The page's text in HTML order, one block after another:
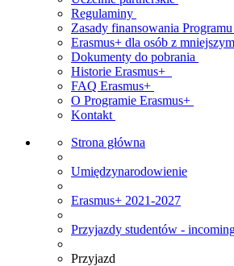
Regulaminy
Zasady finansowania
Erasmus+ dla osób z
Dokumenty do pobrania
Historie Erasmus+
FAQ Erasmus+
O Programie Erasmus+
Kontakt
Strona główna
Umiędzynarodowienie
Erasmus+ 2021-2027
Przyjazdy studentów -
Przyjazd